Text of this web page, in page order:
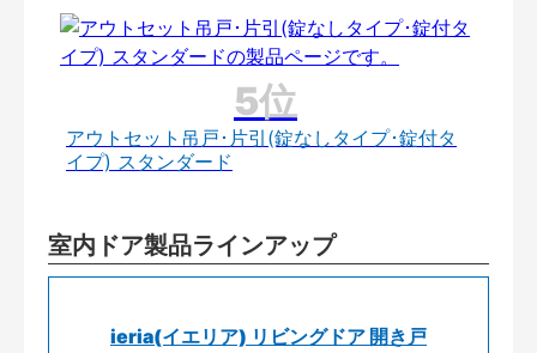
アウトセット吊戸･片引(錠なしタイプ･錠付タ
イプ) スタンダード
室内ドア製品ラインアップ
ieria(イエリア) リビングドア 開き戸